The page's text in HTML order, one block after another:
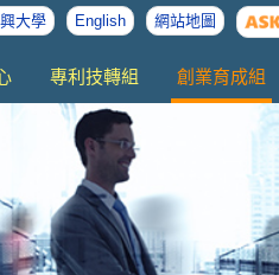
大學 English 網站地圖
專利技轉組 創業育成組